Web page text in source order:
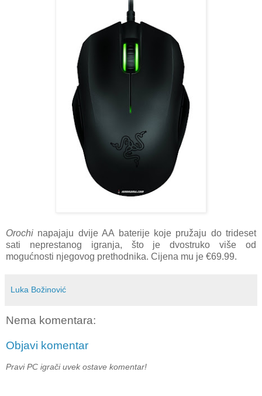
Orochi napajaju dvije AA baterije koje pružaju do trideset
sati neprestanog igranja, što je dvostruko više od
mogućnosti njegovog prethodnika. Cijena mu je €69.99.
Luka Božinović
Nema komentara:
Objavi komentar
Pravi PC igrači uvek ostave komentar!